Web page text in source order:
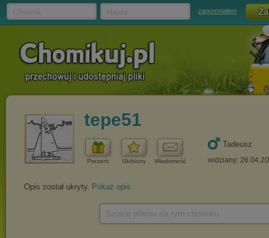
zapomniałem
tepe51
Prezent Ulubiony Wiadomość
Tadeusz
widziany:
Opis został ukryty. Pokaż opis